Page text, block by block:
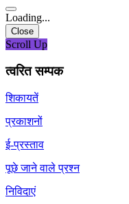
Loading...
Close
Scroll Up
त्वरित सम्पक
शिकायतें
प्रकाशनों
ई-प्रस्ताव
पूछे जाने वाले प्रश्न
निविदाएं